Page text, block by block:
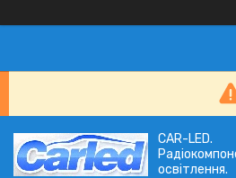
CAR-LED.
освітлення.